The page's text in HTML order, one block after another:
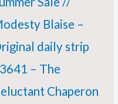
Blaise –
daily strip
– The
Chaperon